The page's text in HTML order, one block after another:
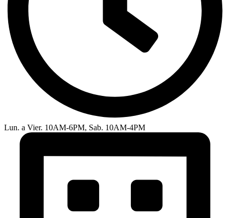
Lun. a Vier. 10AM-6PM, Sab. 10AM-4PM